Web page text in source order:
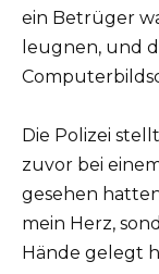
ein Betrüger
leugnen, und
Die Polizei
zuvor bei
gesehen
mein Herz,
Hände gelegt